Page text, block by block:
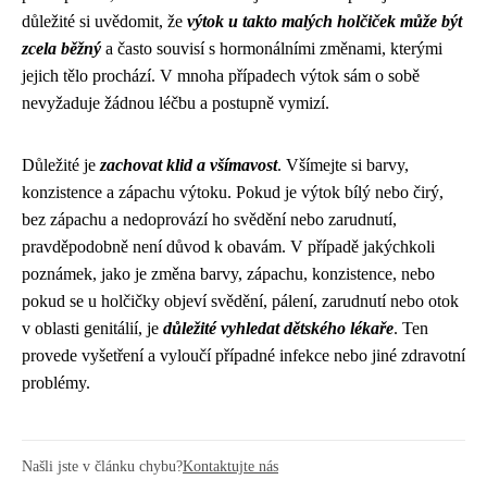
důležité si uvědomit, že výtok u takto malých holčiček může být
zcela běžný a často souvisí s hormonálními změnami, kterými
jejich tělo prochází. V mnoha případech výtok sám o sobě
nevyžaduje žádnou léčbu a postupně vymizí.
Důležité je zachovat klid a všímavost. Všímejte si barvy,
konzistence a zápachu výtoku. Pokud je výtok bílý nebo čirý,
bez zápachu a nedoprovází ho svědění nebo zarudnutí,
pravděpodobně není důvod k obavám. V případě jakýchkoli
poznámek, jako je změna barvy, zápachu, konzistence, nebo
pokud se u holčičky objeví svědění, pálení, zarudnutí nebo otok
v oblasti genitálií, je důležité vyhledat dětského lékaře. Ten
provede vyšetření a vyloučí případné infekce nebo jiné zdravotní
problémy.
Našli jste v článku chybu?Kontaktujte nás